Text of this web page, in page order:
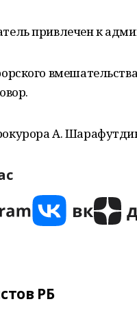
привлечен к
А.
РБ